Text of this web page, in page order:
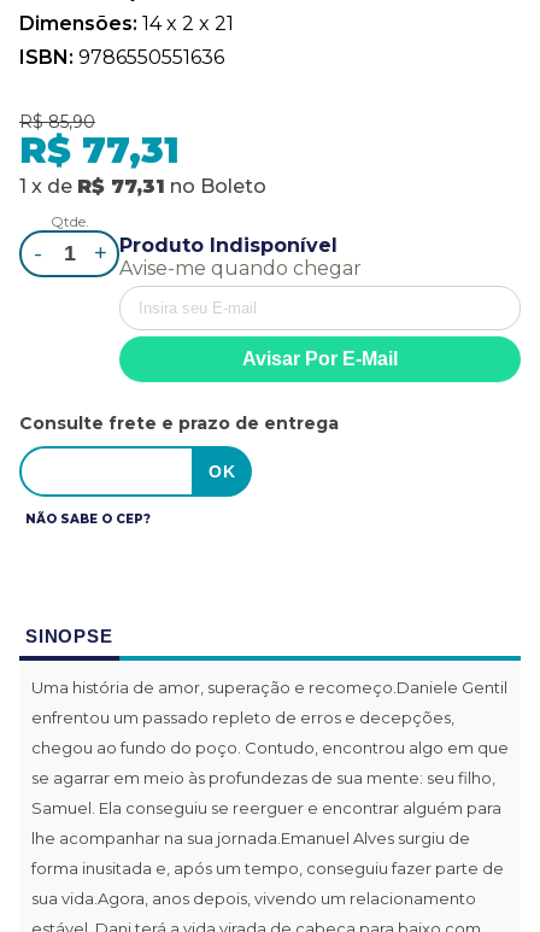
Dimensões: 14 x 2 x 21
ISBN: 9786550551636
R$ 85,90
R$ 77,31
1 x de R$ 77,31 no Boleto
Qtde.
- +
Produto Indisponível
Avise-me quando chegar
Consulte frete e prazo de entrega
NÃO SABE O CEP?
SINOPSE
Uma história de amor, superação e recomeço.Daniele Gentil
enfrentou um passado repleto de erros e decepções,
chegou ao fundo do poço. Contudo, encontrou algo em que
se agarrar em meio às profundezas de sua mente: seu filho,
Samuel. Ela conseguiu se reerguer e encontrar alguém para
lhe acompanhar na sua jornada.Emanuel Alves surgiu de
forma inusitada e, após um tempo, conseguiu fazer parte de
sua vida.Agora, anos depois, vivendo um relacionamento
estável, Dani terá a vida virada de cabeça para baixo com